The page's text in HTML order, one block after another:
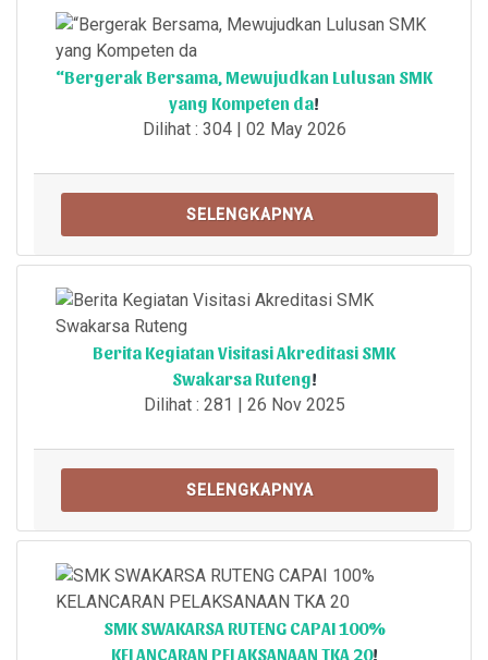
“Bergerak Bersama, Mewujudkan Lulusan SMK
yang Kompeten da!
Dilihat : 304 | 02 May 2026
SELENGKAPNYA
Berita Kegiatan Visitasi Akreditasi SMK
Swakarsa Ruteng!
Dilihat : 281 | 26 Nov 2025
SELENGKAPNYA
SMK SWAKARSA RUTENG CAPAI 100%
KELANCARAN PELAKSANAAN TKA 20!